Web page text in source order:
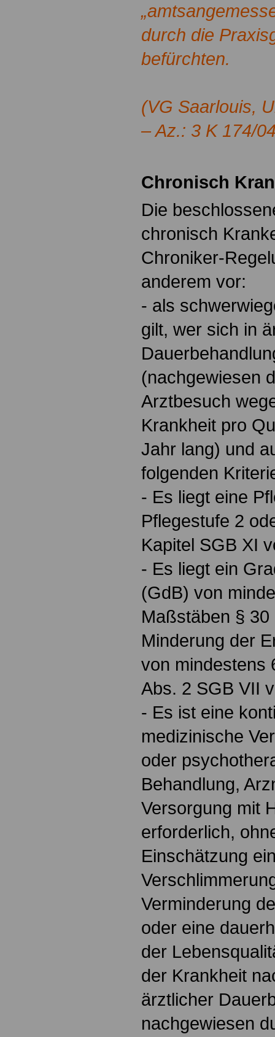
durch die
befürchten.
(VG Saarlouis,
– Az.: 3 K 174/
Chronisch
Die
chronisch
Chroniker-
anderem vor:
- als
gilt, wer sich in
(nachgewiesen
Arztbesuch
Krankheit pro
Jahr lang) und
folgenden
- Es liegt eine
Pflegestufe 2
Kapitel SGB XI
- Es liegt ein
(GdB) von
Maßstäben §
Minderung der
von mindestens
Abs. 2 SGB VII
- Es ist eine
medizinische
oder
Behandlung,
Versorgung mit
erforderlich,
Einschätzung
Verminderung
oder eine
der
der Krankheit
ärztlicher
nachgewiesen